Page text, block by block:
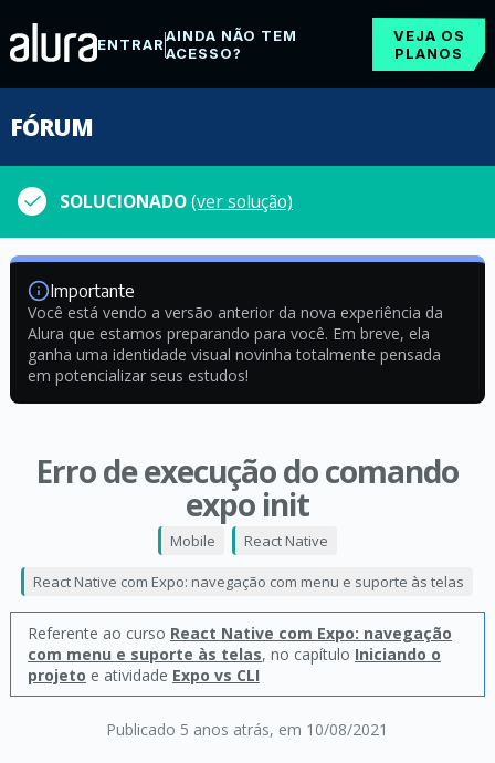
ENTRARAINDA NÃO TEM
ACESSO?
VEJA OS
PLANOS
FÓRUM
SOLUCIONADO(ver solução)
Importante
Você está vendo a versão anterior da nova experiência da
Alura que estamos preparando para você. Em breve, ela
ganha uma identidade visual novinha totalmente pensada
em potencializar seus estudos!
Erro de execução do comando
expo init
Publicado 5 anos atrás, em 10/08/2021
Mobile React Native
React Native com Expo: navegação com menu e suporte às telas
Referente ao curso React Native com Expo: navegação
com menu e suporte às telas, no capítulo Iniciando o
projeto e atividade Expo vs CLI